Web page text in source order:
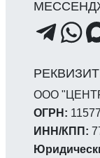
ООО
ОГРН:
ИНН/КПП: